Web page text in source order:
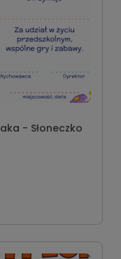
- Słoneczko